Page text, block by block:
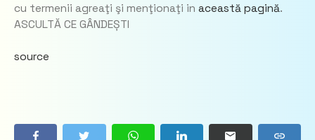
cu termenii agreaţi şi menţionaţi in această pagină.
ASCULTĂ CE GÂNDEȘTI
source